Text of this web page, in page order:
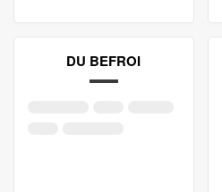
DU BEFROI